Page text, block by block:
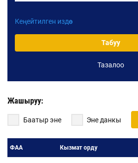
Кеңейтилген издөө
Жарлыктын датасынан:
Табуу
Тазалоо
Жашыруу:
Баатыр эне Эне данкы
ФАА Кызмат орду